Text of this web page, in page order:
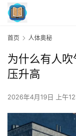
首页 人体奥秘
为什么有人
压升高
2026年4月19日 上午